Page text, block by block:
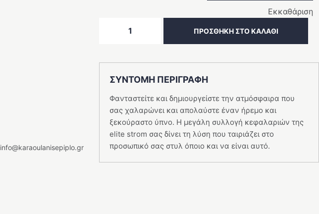
info@karaoulanisepiplo.gr
Εκκαθάριση
ΠΡΟΣΘΉΚΗ ΣΤΟ ΚΑΛΆΘΙ
ΣΥΝΤΟΜΗ ΠΕΡΙΓΡΑΦΗ
Φανταστείτε και δημιουργείστε την ατμόσφαιρα που
σας χαλαρώνει και απολαύστε έναν ήρεμο και
ξεκούραστο ύπνο. Η μεγάλη συλλογή κεφαλαριών της
elite strom σας δίνει τη λύση που ταιριάζει στο
προσωπικό σας στυλ όποιο και να είναι αυτό.